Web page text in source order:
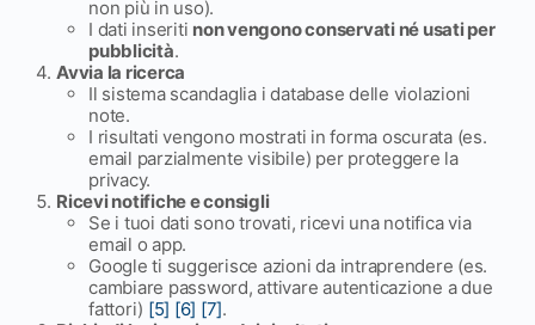
non più in uso).
I dati inseriti non vengono conservati né usati per
pubblicità.
Avvia la ricerca
Il sistema scandaglia i database delle violazioni
note.
I risultati vengono mostrati in forma oscurata (es.
email parzialmente visibile) per proteggere la
privacy.
Ricevi notifiche e consigli
Se i tuoi dati sono trovati, ricevi una notifica via
email o app.
Google ti suggerisce azioni da intraprendere (es.
cambiare password, attivare autenticazione a due
fattori) [5] [6] [7].